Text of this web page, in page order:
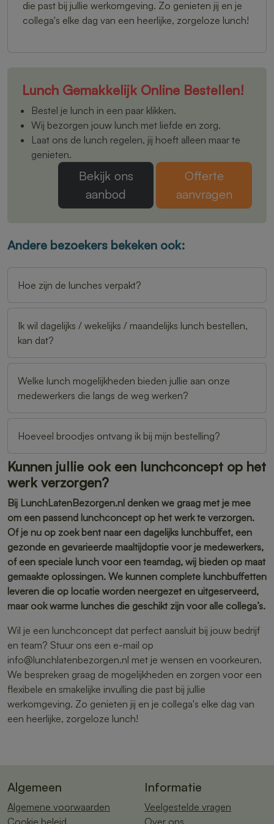
die past bij jullie werkomgeving. Zo genieten jij en je
collega's elke dag van een heerlijke, zorgeloze lunch!
Lunch Gemakkelijk Online Bestellen!
Bestel je lunch in een paar klikken.
Wij bezorgen jouw lunch met liefde en zorg.
Laat ons de lunch regelen, jij hoeft alleen maar te
genieten.
Bekijk ons
aanbod
Offerte
aanvragen
Andere bezoekers bekeken ook:
Hoe zijn de lunches verpakt?
Ik wil dagelijks / wekelijks / maandelijks lunch bestellen,
kan dat?
Welke lunch mogelijkheden bieden jullie aan onze
medewerkers die langs de weg werken?
Hoeveel broodjes ontvang ik bij mijn bestelling?
Kunnen jullie ook een lunchconcept op het
werk verzorgen?
Bij LunchLatenBezorgen.nl denken we graag met je mee
om een passend lunchconcept op het werk te verzorgen.
Of je nu op zoek bent naar een dagelijks lunchbuffet, een
gezonde en gevarieerde maaltijdoptie voor je medewerkers,
of een speciale lunch voor een teamdag, wij bieden op maat
gemaakte oplossingen. We kunnen complete lunchbuffetten
leveren die op locatie worden neergezet en uitgeserveerd,
maar ook warme lunches die geschikt zijn voor alle collega’s.
Wil je een lunchconcept dat perfect aansluit bij jouw bedrijf
en team? Stuur ons een e-mail op
info@lunchlatenbezorgen.nl met je wensen en voorkeuren.
We bespreken graag de mogelijkheden en zorgen voor een
flexibele en smakelijke invulling die past bij jullie
werkomgeving. Zo genieten jij en je collega's elke dag van
een heerlijke, zorgeloze lunch!
Algemeen
Algemene voorwaarden
Informatie
Veelgestelde vragen